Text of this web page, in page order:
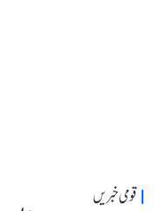
قومی خبریں